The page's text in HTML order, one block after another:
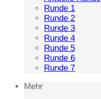
Runde 1
Runde 2
Runde 3
Runde 4
Runde 5
Runde 6
Runde 7
Mehr